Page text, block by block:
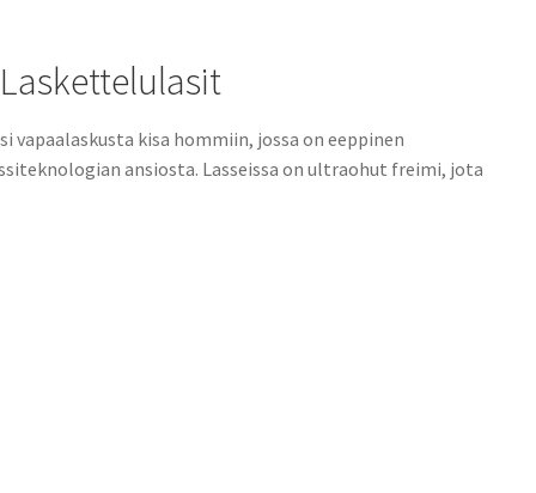
kisa hommiin, jossa on eeppinen
ansiosta. Lasseissa on ultraohut freimi, jota